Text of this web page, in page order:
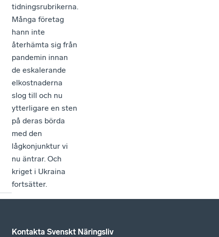
tidningsrubrikerna.
Många företag
hann inte
återhämta sig från
pandemin innan
de eskalerande
elkostnaderna
slog till och nu
ytterligare en sten
på deras börda
med den
lågkonjunktur vi
nu äntrar. Och
kriget i Ukraina
fortsätter.
Kontakta Svenskt Näringsliv